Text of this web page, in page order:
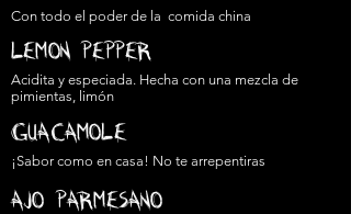
Con todo el poder de la comida china
LEMON PEPPER
Acidita y especiada. Hecha con una mezcla de
pimientas, limón
GUACAMOLE
¡Sabor como en casa! No te arrepentiras
AJO PARMESANO